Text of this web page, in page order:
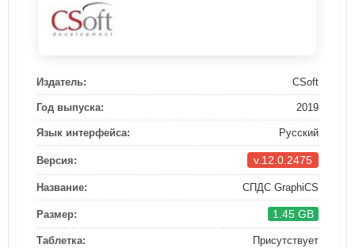
Издатель: CSoft
Год выпуска: 2019
Язык интерфейса: Русский
Версия: v.12.0.2475
Название: СПДС GraphiCS
Размер: 1.45 GB
Таблетка: Присутствует